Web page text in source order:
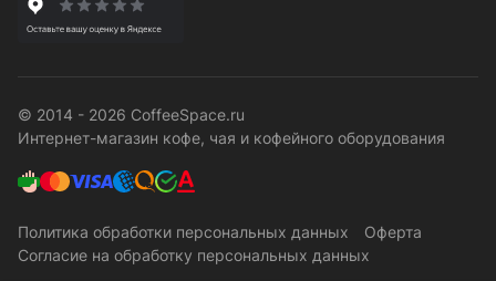
© 2014 - 2026 CoffeeSpace.ru
Интернет-магазин кофе, чая и кофейного оборудования
Политика обработки персональных данных
Оферта
Согласие на обработку персональных данных